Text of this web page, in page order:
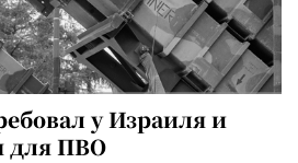
у Израиля и
для ПВО